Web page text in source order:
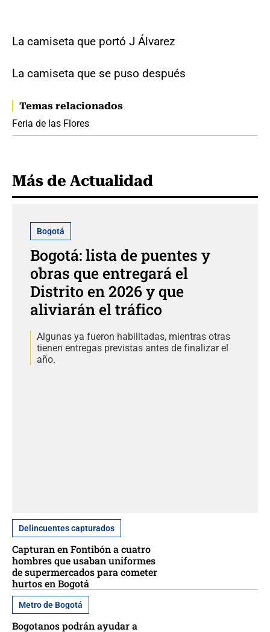
La camiseta que portó J Álvarez
La camiseta que se puso después
Temas relacionados
Feria de las Flores
Más de Actualidad
Bogotá
Bogotá: lista de puentes y
obras que entregará el
Distrito en 2026 y que
aliviarán el tráfico
Algunas ya fueron habilitadas, mientras otras
tienen entregas previstas antes de finalizar el
año.
Delincuentes capturados
Capturan en Fontibón a cuatro
hombres que usaban uniformes
de supermercados para cometer
hurtos en Bogotá
Metro de Bogotá
Bogotanos podrán ayudar a